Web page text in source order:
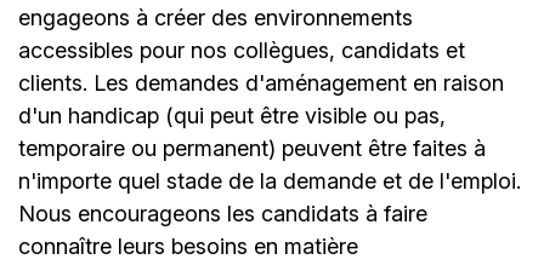
engageons à créer des environnements
accessibles pour nos collègues, candidats et
clients. Les demandes d'aménagement en raison
d'un handicap (qui peut être visible ou pas,
temporaire ou permanent) peuvent être faites à
n'importe quel stade de la demande et de l'emploi.
Nous encourageons les candidats à faire
connaître leurs besoins en matière